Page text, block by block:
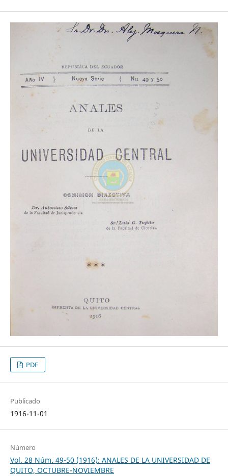
PDF
Publicado
1916-11-01
Número
Vol. 28 Núm. 49-50 (1916): ANALES DE LA UNIVERSIDAD DE
QUITO, OCTUBRE-NOVIEMBRE